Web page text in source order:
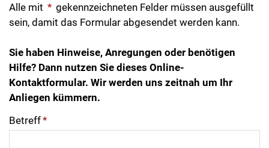
Alle mit * gekennzeichneten Felder müssen ausgefüllt
sein, damit das Formular abgesendet werden kann.
Sie haben Hinweise, Anregungen oder benötigen
Hilfe? Dann nutzen Sie dieses Online-
Kontaktformular. Wir werden uns zeitnah um Ihr
Anliegen kümmern.
Betreff*